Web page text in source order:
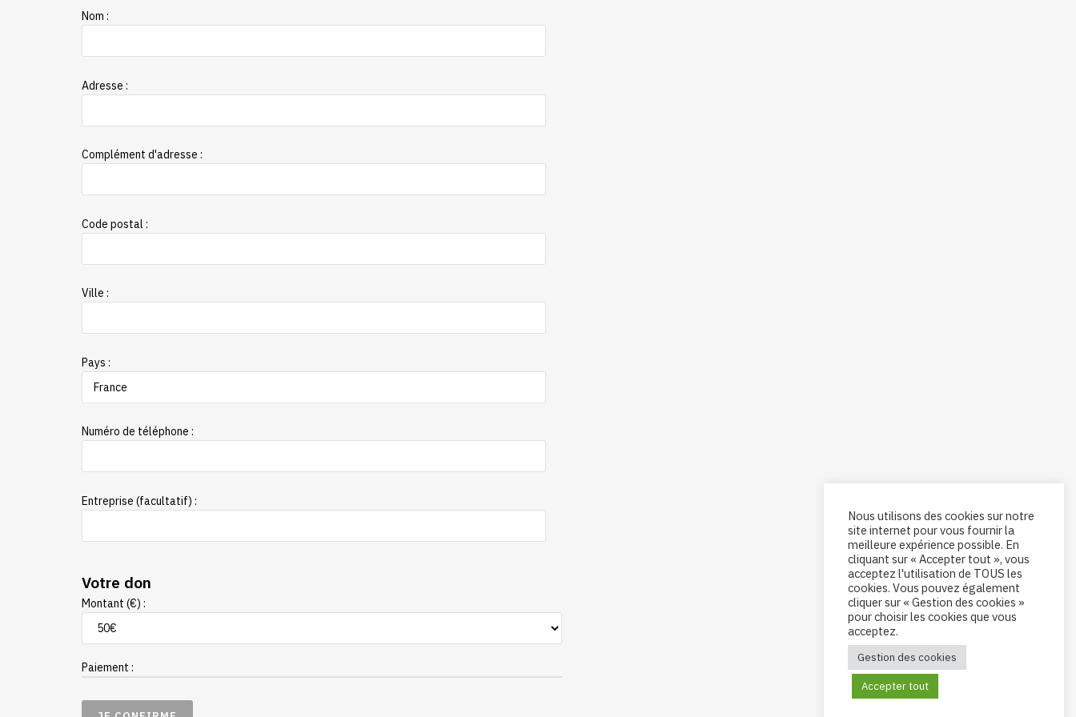
Nom :
Adresse :
Complément d'adresse :
Code postal :
Ville :
Pays :
Numéro de téléphone :
Entreprise (facultatif) :
Votre don
Montant (€) :
Paiement :
Nous utilisons des cookies sur notre
site internet pour vous fournir la
meilleure expérience possible. En
cliquant sur « Accepter tout », vous
acceptez l'utilisation de TOUS les
cookies. Vous pouvez également
cliquer sur « Gestion des cookies »
pour choisir les cookies que vous
acceptez.
Gestion des cookies
Accepter tout